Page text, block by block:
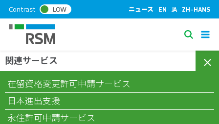
k
Contrast LOW ニュース EN JA ZH-HANS
S
c
ホーム/コラム
請手続きおよび審査のポイント
関連サービス
在留資格変更許可申請サービス
日本進出支援
永住許可申請サービス